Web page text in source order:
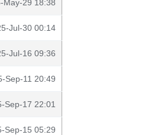
May-29 18:38
Jul-30 00:14
Jul-16 09:36
Sep-11 20:49
Sep-17 22:01
Sep-15 05:29